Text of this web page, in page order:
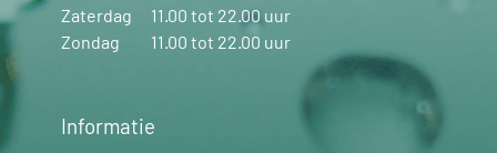
Zaterdag
11.00 tot 22.00 uur
Zondag
11.00 tot 22.00 uur
Informatie